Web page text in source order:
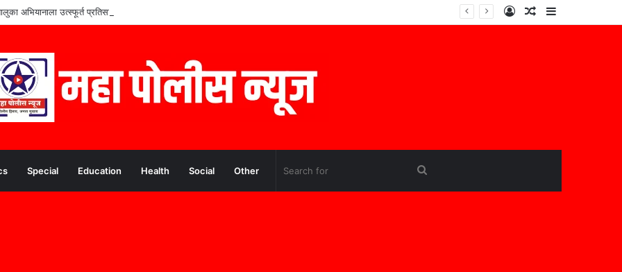
अभियानाला उत्स्फूर्त प्रतिसाद Sidebar
Random
Log
Special Education Health Social Other